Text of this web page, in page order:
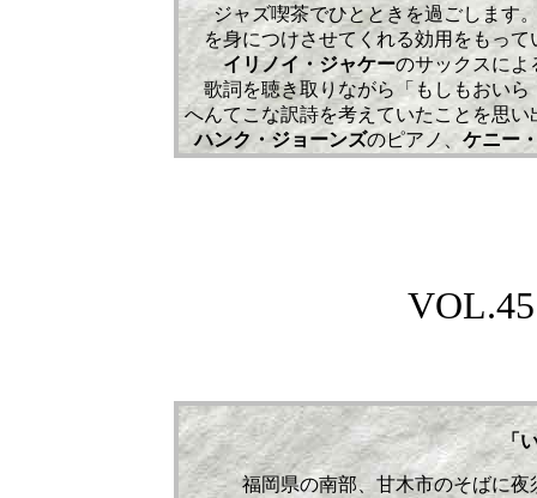
ジャズ喫茶でひとときを過ごします
を身につけさせてくれる効用をもっ
イリノイ・ジャケーのサックスによ
歌詞を聴き取りながら「もしもお
へんてこな訳詩を考えていたことを思
ハンク・ジョーンズのピアノ、 ケニー
「
福岡県の南部、甘木市のそばに